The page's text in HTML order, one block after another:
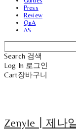
Press
Review
QnA
AS
Search 검색
Log In 로그인
Cart장바구니
Zenyle┃제나